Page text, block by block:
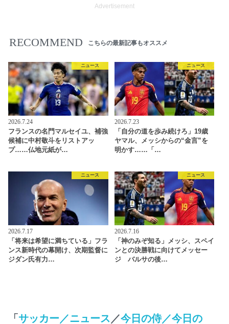
Advertisement
RECOMMEND こちらの最新記事もオススメ
ニュース
2026.7.24
フランスの名門マルセイユ、補強
候補に中村敬斗をリストアッ
プ……仏地元紙が…
ニュース
2026.7.23
「自分の道を歩み続けろ」19歳
ヤマル、メッシからの“金言”を
明かす……「…
ニュース
2026.7.17
「将来は希望に満ちている」フラ
ンス新時代の幕開け、次期監督に
ジダン氏有力…
ニュース
2026.7.16
「神のみぞ知る」メッシ、スペイ
ンとの決勝戦に向けてメッセー
ジ バルサの後…
「サッカー／ニュース ／今日の侍／今日の